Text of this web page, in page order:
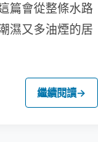
篇會從整條水路
濕又多油煙的居
繼續閱讀→